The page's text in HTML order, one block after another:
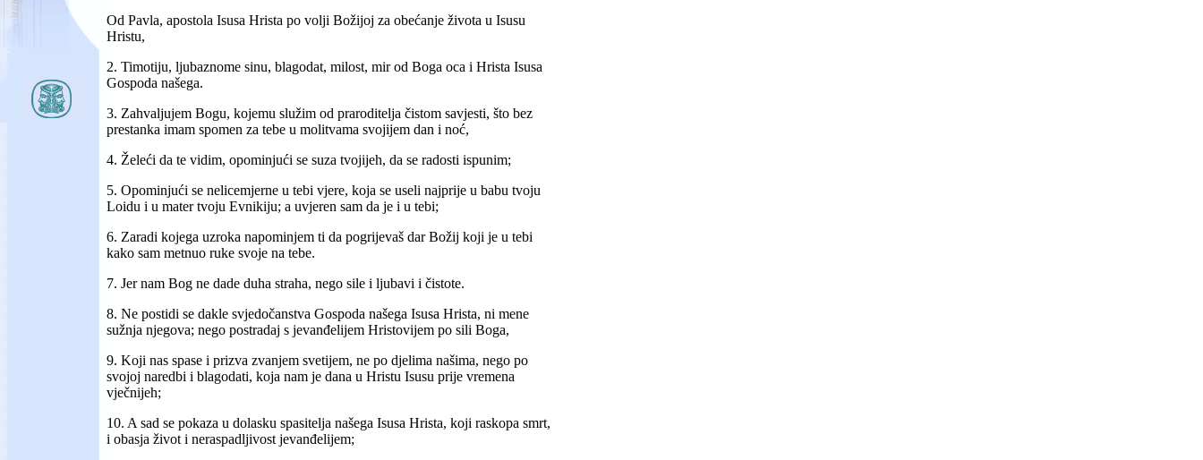
Od Pavla, apostola Isusa Hrista po volji Božijoj za obećanje života u Isusu
Hristu,
2. Timotiju, ljubaznome sinu, blagodat, milost, mir od Boga oca i Hrista Isusa
Gospoda našega.
3. Zahvaljujem Bogu, kojemu služim od praroditelja čistom savjesti, što bez
prestanka imam spomen za tebe u molitvama svojijem dan i noć,
4. Želeći da te vidim, opominjući se suza tvojijeh, da se radosti ispunim;
5. Opominjući se nelicemjerne u tebi vjere, koja se useli najprije u babu tvoju
Loidu i u mater tvoju Evnikiju; a uvjeren sam da je i u tebi;
6. Zaradi kojega uzroka napominjem ti da pogrijevaš dar Božij koji je u tebi
kako sam metnuo ruke svoje na tebe.
7. Jer nam Bog ne dade duha straha, nego sile i ljubavi i čistote.
8. Ne postidi se dakle svjedočanstva Gospoda našega Isusa Hrista, ni mene
sužnja njegova; nego postradaj s jevanđelijem Hristovijem po sili Boga,
9. Koji nas spase i prizva zvanjem svetijem, ne po djelima našima, nego po
svojoj naredbi i blagodati, koja nam je dana u Hristu Isusu prije vremena
vječnijeh;
10. A sad se pokaza u dolasku spasitelja našega Isusa Hrista, koji raskopa smrt,
i obasja život i neraspadljivost jevanđelijem;